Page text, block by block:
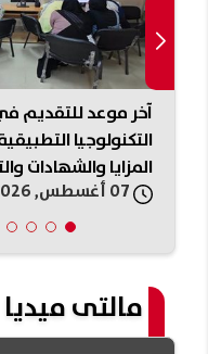
آخر موعد للتقديم
المزايا والشهادات
مالتى ميديا